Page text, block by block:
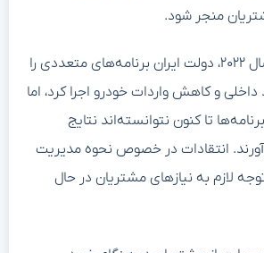
منجر شود.
به عنوان مثال، در سال ۲۰۲۲، دولت ایران برنامه‌های متعددی را
داخلی و کاهش واردات خودرو اجرا کرد، اما
تا کنون نتوانسته‌اند نتایج
انتقادات در خصوص نحوه مدیریت
لازم به نیازهای مشتریان در حال